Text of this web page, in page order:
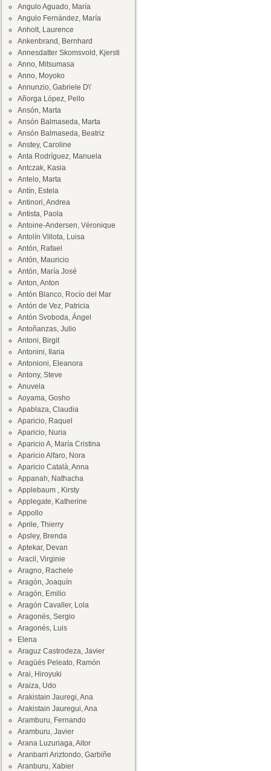
Angulo Aguado, María
Angulo Fernández, María
Anholt, Laurence
Ankenbrand, Bernhard
Annesdatter Skomsvold, Kjersti
Anno, Mitsumasa
Anno, Moyoko
Annunzio, Gabriele D\'
Añorga López, Pello
Ansón, Marta
Ansón Balmaseda, Marta
Ansón Balmaseda, Beatriz
Anstey, Caroline
Anta Rodríguez, Manuela
Antczak, Kasia
Antelo, Marta
Antín, Estela
Antinori, Andrea
Antista, Paola
Antoine-Andersen, Véronique
Antolín Villota, Luisa
Antón, Rafael
Antón, Mauricio
Antón, María José
Anton, Anton
Antón Blanco, Rocío del Mar
Antón de Vez, Patricia
Antón Svoboda, Ángel
Antoñanzas, Julio
Antoni, Birgit
Antonini, Ilaria
Antonioni, Eleanora
Antony, Steve
Anuvela
Aoyama, Gosho
Apablaza, Claudia
Aparicio, Raquel
Aparicio, Nuria
Aparicio A, María Cristina
Aparicio Alfaro, Nora
Aparicio Català, Anna
Appanah, Nathacha
Applebaum , Kirsty
Applegate, Katherine
Appollo
Aprile, Thierry
Apsley, Brenda
Aptekar, Devan
Aracil, Virginie
Aragno, Rachele
Aragón, Joaquín
Aragón, Emilio
Aragón Cavaller, Lola
Aragonés, Sergio
Aragonés, Luis
Elena
Araguz Castrodeza, Javier
Aragüés Peleato, Ramón
Arai, Hiroyuki
Araiza, Udo
Arakistain Jauregi, Ana
Arakistain Jauregui, Ana
Aramburu, Fernando
Aramburu, Javier
Arana Luzuriaga, Aitor
Aranbarri Ariztondo, Garbiñe
Aranburu, Xabier